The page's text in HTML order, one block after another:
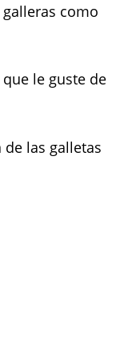
como
le guste de
las galletas